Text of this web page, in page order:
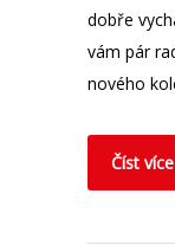
dobře
vám pár
nového
Číst více